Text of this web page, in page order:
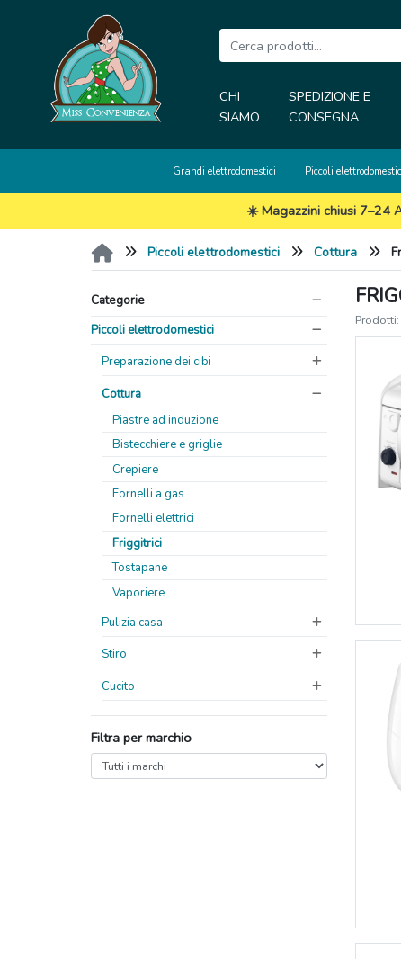
CHI
SIAMO
SPEDIZIONE E
CONSEGNA
Grandi elettrodomestici Piccoli
☀️ Magazzini chiusi 7–24
Piccoli elettrodomestici Cottura
Categorie
Piccoli elettrodomestici
Preparazione dei cibi
Cottura
Piastre ad induzione
Bistecchiere e griglie
Crepiere
Fornelli a gas
Fornelli elettrici
Friggitrici
Tostapane
Vaporiere
Pulizia casa
Stiro
Cucito
Filtra per marchio